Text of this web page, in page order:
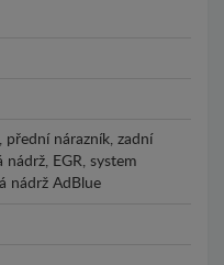
přední nárazník, zadní
EGR, system
nádrž AdBlue